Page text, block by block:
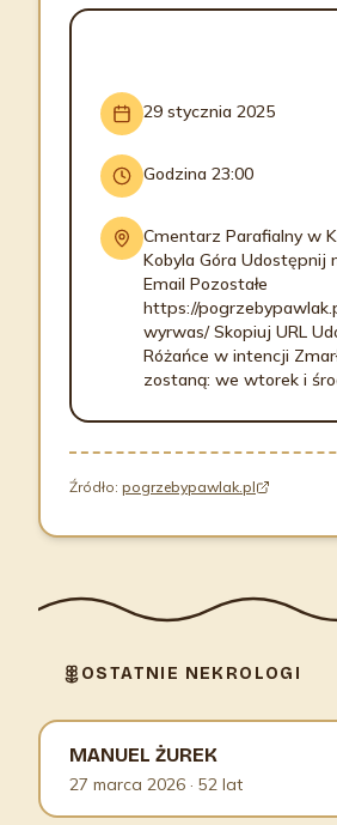
29 stycznia 2025
Godzina 23:00
Cmentarz Parafialny w
Kobyla Góra Udostępnij
Email Pozostałe
https://
wyrwas/ Skopiuj URL
Różańce w intencji
zostaną: we wtorek i
Źródło: pogrzebypawlak.pl
OSTATNIE NEKROLOGI
MANUEL ŻUREK
27 marca 2026 · 52 lat